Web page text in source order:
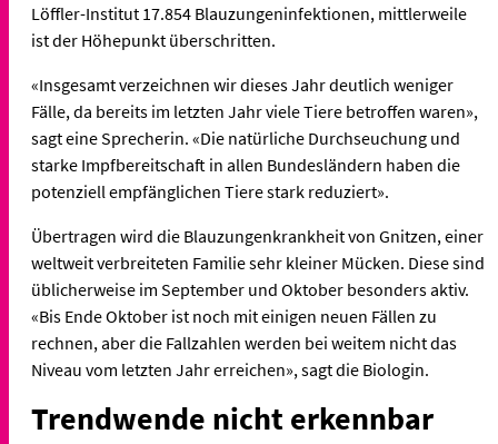
Löffler-Institut 17.854 Blauzungeninfektionen, mittlerweile
ist der Höhepunkt überschritten.
«Insgesamt verzeichnen wir dieses Jahr deutlich weniger
Fälle, da bereits im letzten Jahr viele Tiere betroffen waren»,
sagt eine Sprecherin. «Die natürliche Durchseuchung und
starke Impfbereitschaft in allen Bundesländern haben die
potenziell empfänglichen Tiere stark reduziert».
Übertragen wird die Blauzungenkrankheit von Gnitzen, einer
weltweit verbreiteten Familie sehr kleiner Mücken. Diese sind
üblicherweise im September und Oktober besonders aktiv.
«Bis Ende Oktober ist noch mit einigen neuen Fällen zu
rechnen, aber die Fallzahlen werden bei weitem nicht das
Niveau vom letzten Jahr erreichen», sagt die Biologin.
Trendwende nicht erkennbar